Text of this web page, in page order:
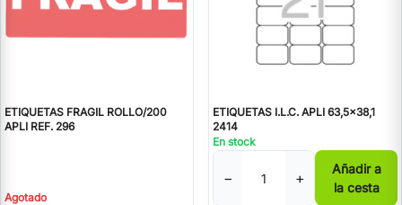
ETIQUETAS FRAGIL ROLLO/200
APLI REF. 296
Agotado
ETIQUETAS I.L.C. APLI 63,5x38,1
2414
En stock
− +
Añadir a
la cesta